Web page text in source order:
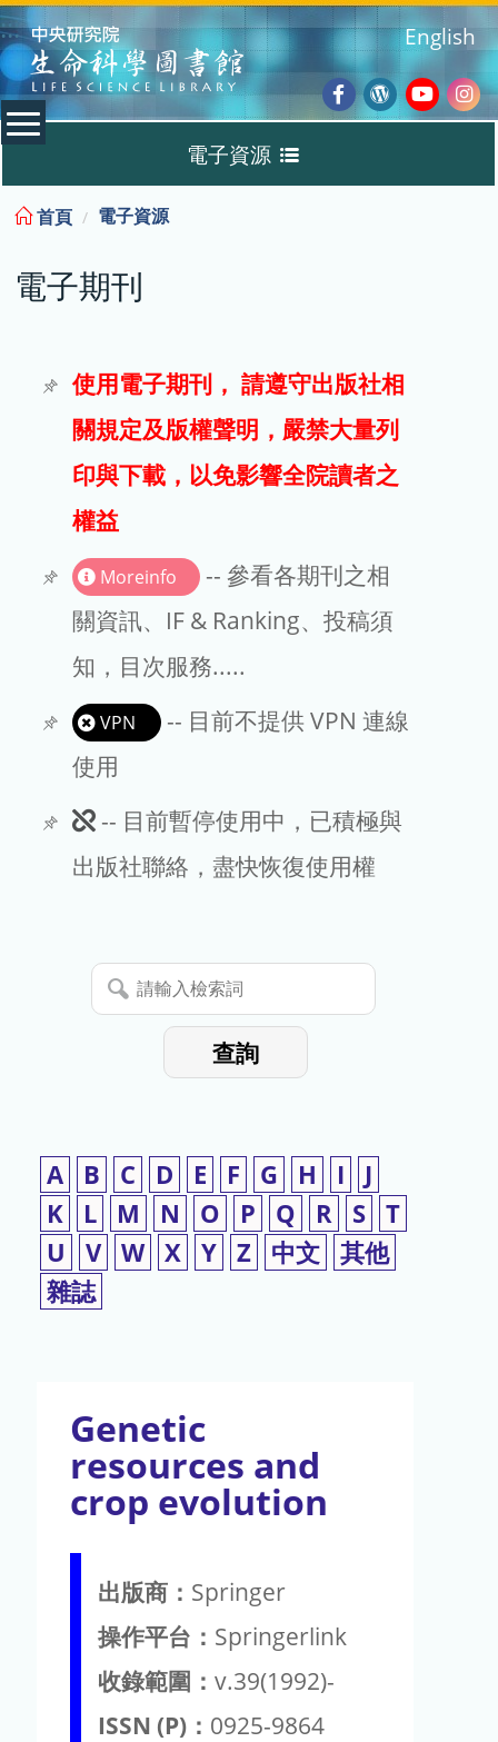
:::
Facebook
Wordpress
English
電子資源
電子期刊
試用
文章處理費
EndNote
首頁 電子資源
電子期刊
使用電子期刊， 請遵守出版社相
關規定及版權聲明，嚴禁大量列
印與下載，以免影響全院讀者之
權益
Moreinfo
-- 參看各期刊之相
關資訊、IF & Ranking、投稿須
知，目次服務.....
VPN
-- 目前不提供 VPN 連線
使用
此
期
暫
停
-- 目前暫停使用中，已積極與
出版社聯絡，盡快恢復使用權
請
輸
查詢
A B C D E F G H I
J
K
L M N O P Q R S T
U
V W X Y Z 中文 其他
雜誌
Genetic
resources and
crop evolution
出版商： Springer
操作平台： Springerlink
收錄範圍： v.39(1992)-
ISSN (P)： 0925-9864